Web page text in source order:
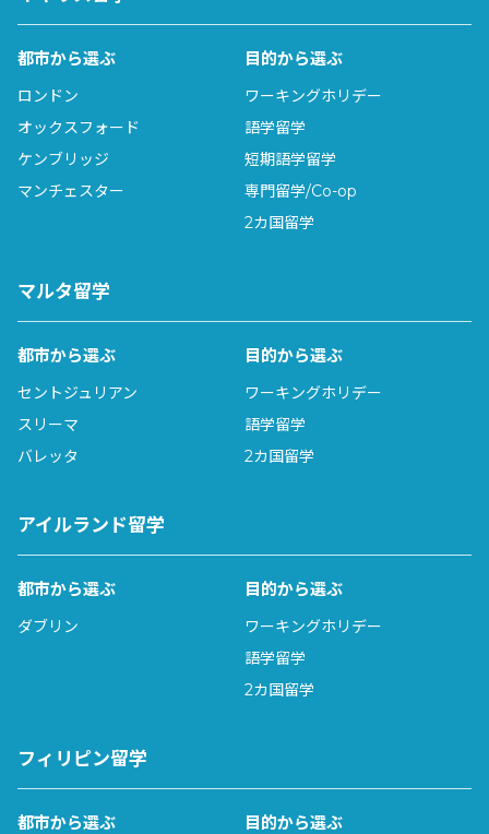
都市から選ぶ
ロンドン
オックスフォード
ケンブリッジ
マンチェスター
目的から選ぶ
ワーキングホリデー
語学留学
短期語学留学
専門留学/Co-op
2カ国留学
マルタ留学
都市から選ぶ
セントジュリアン
スリーマ
バレッタ
目的から選ぶ
ワーキングホリデー
語学留学
2カ国留学
フィリピン留学
都市から選ぶ 目的から選ぶ
アイルランド留学
都市から選ぶ
ダブリン
目的から選ぶ
ワーキングホリデー
語学留学
2カ国留学